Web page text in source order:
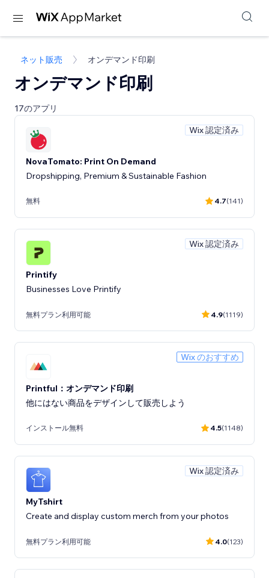
ネット販売 オンデマンド印刷
オンデマンド印刷
17のアプリ
Wix 認定済み
NovaTomato: Print On Demand
Dropshipping, Premium & Sustainable Fashion
無料 4.7(141)
Wix 認定済み
Printify
Businesses Love Printify
無料プラン利用可能 4.9(1119)
Wix のおすすめ
Printful：オンデマンド印刷
他にはない商品をデザインして販売しよう
インストール無料 4.5(1148)
Wix 認定済み
MyTshirt
Create and display custom merch from your photos
無料プラン利用可能 4.0(123)